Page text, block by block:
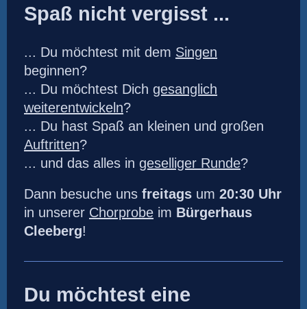
Spaß nicht vergisst ...
... Du möchtest mit dem Singen
beginnen?
... Du möchtest Dich gesanglich
weiterentwickeln?
... Du hast Spaß an kleinen und großen
Auftritten?
... und das alles in geselliger Runde?
Dann besuche uns freitags um 20:30 Uhr
in unserer Chorprobe im Bürgerhaus
Cleeberg!
Du möchtest eine